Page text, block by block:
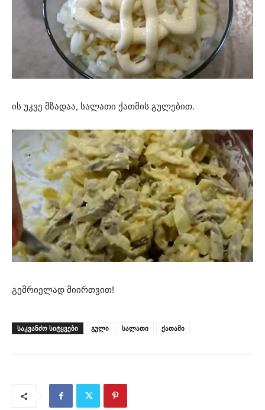
ის უკვე მზადაა, სალათი ქათმის გულებით.
გემრიელად მიირთვით!
ᲡᲐᲙᲕᲐᲜᲫᲝ ᲡᲘᲢᲧᲕᲔᲑᲘ გული სალათი ქათამი